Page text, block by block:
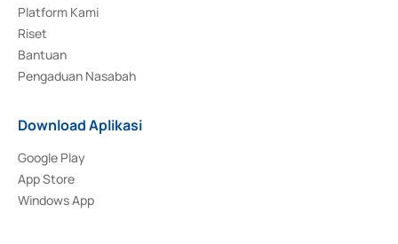
Platform Kami
Riset
Bantuan
Pengaduan Nasabah
Download Aplikasi
Google Play
App Store
Windows App